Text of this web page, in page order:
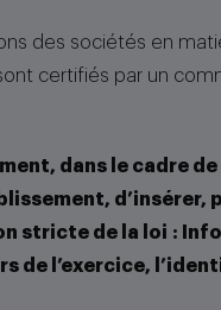
des sociétés en
certifiés par un
dans le cadre
stricte de la loi :
de l’exercice,